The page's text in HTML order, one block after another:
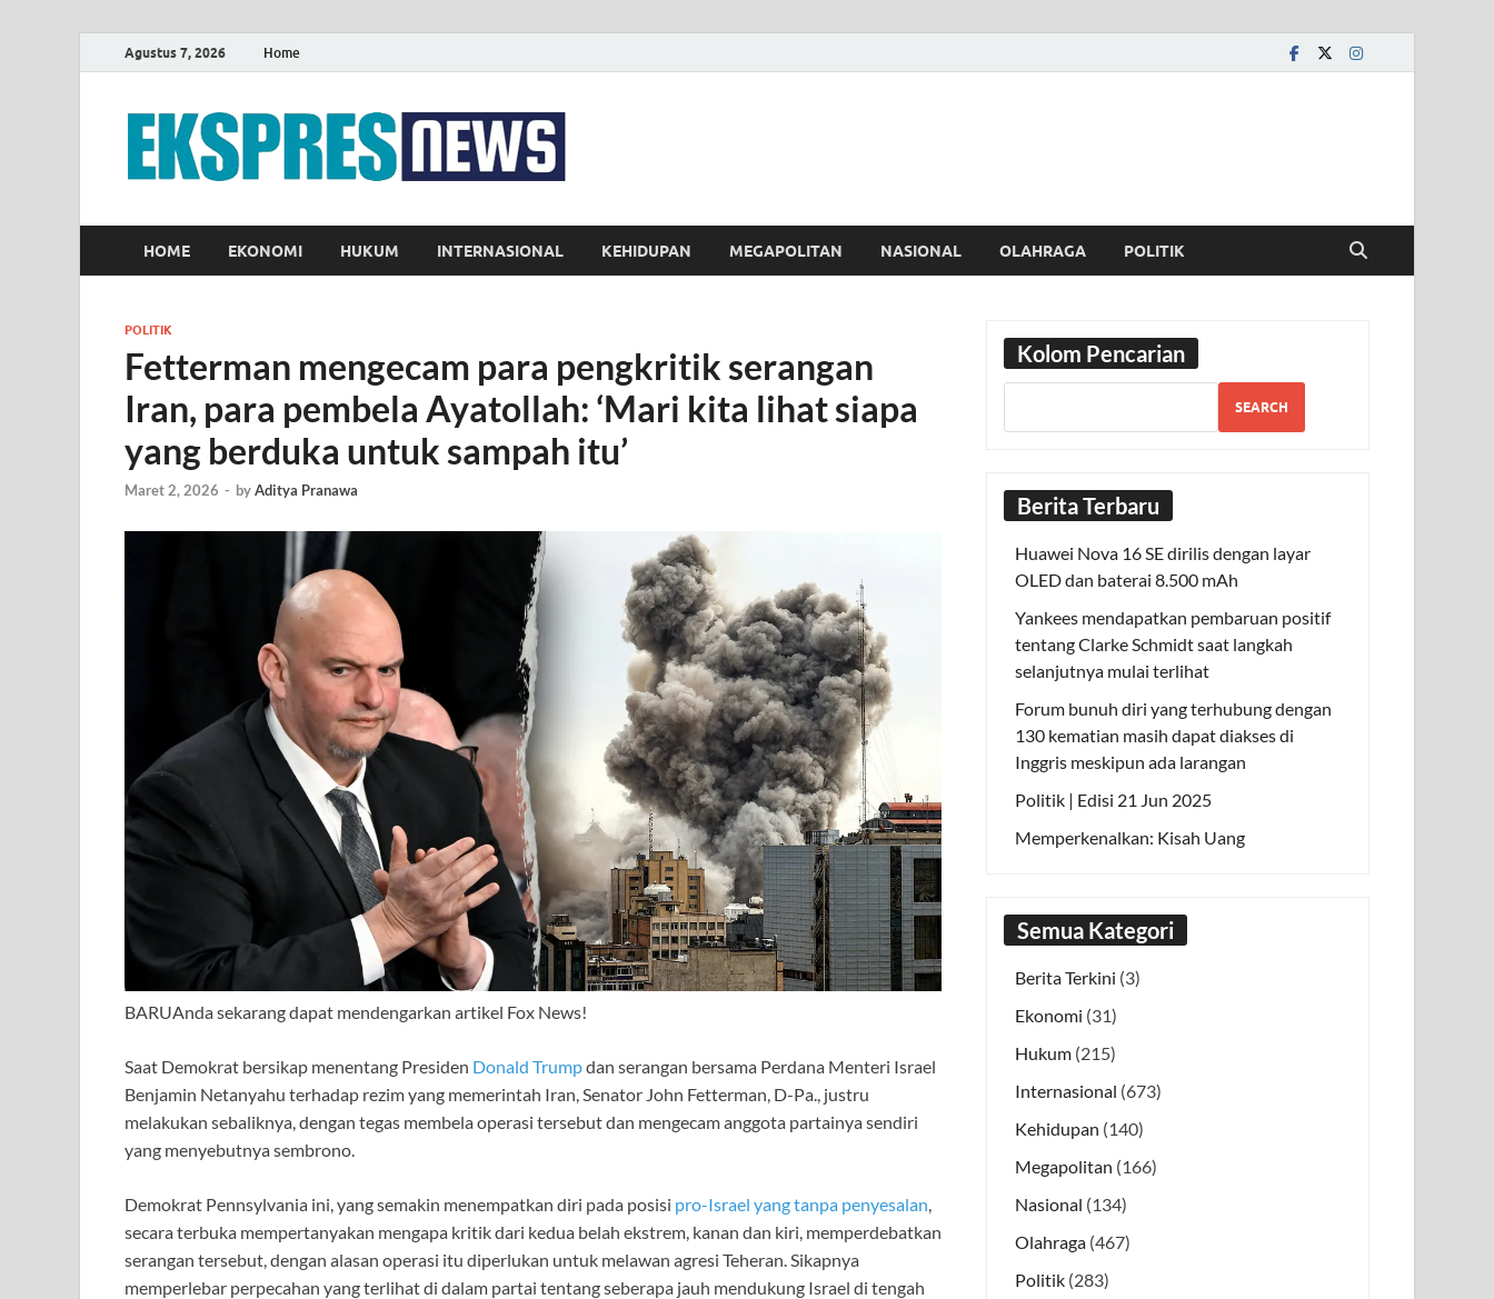
Agustus 7, 2026 Home
HOME EKONOMI HUKUM INTERNASIONAL KEHIDUPAN MEGAPOLITAN NASIONAL OLAHRAGA POLITIK
POLITIK
Fetterman mengecam para pengkritik serangan
Iran, para pembela Ayatollah: ‘Mari kita lihat siapa
yang berduka untuk sampah itu’
Maret 2, 2026 - byAditya Pranawa
BARUAnda sekarang dapat mendengarkan artikel Fox News!
Saat Demokrat bersikap menentang Presiden Donald Trumpdan serangan bersama Perdana Menteri Israel
Benjamin Netanyahu terhadap rezim yang memerintah Iran, Senator John Fetterman, D-Pa., justru
melakukan sebaliknya, dengan tegas membela operasi tersebut dan mengecam anggota partainya sendiri
yang menyebutnya sembrono.
Demokrat Pennsylvania ini, yang semakin menempatkan diri pada posisi pro-Israel yang tanpa penyesalan,
secara terbuka mempertanyakan mengapa kritik dari kedua belah ekstrem, kanan dan kiri, memperdebatkan
serangan tersebut, dengan alasan operasi itu diperlukan untuk melawan agresi Teheran. Sikapnya
memperlebar perpecahan yang terlihat di dalam partai tentang seberapa jauh mendukung Israel di tengah
Kolom Pencarian
SEARCH
Berita Terbaru
Huawei Nova 16 SE dirilis dengan layar
OLED dan baterai 8.500 mAh
Yankees mendapatkan pembaruan positif
tentang Clarke Schmidt saat langkah
selanjutnya mulai terlihat
Forum bunuh diri yang terhubung dengan
130 kematian masih dapat diakses di
Inggris meskipun ada larangan
Politik | Edisi 21 Jun 2025
Memperkenalkan: Kisah Uang
Semua Kategori
Berita Terkini (3)
Ekonomi (31)
Hukum (215)
Internasional (673)
Kehidupan (140)
Megapolitan (166)
Nasional (134)
Olahraga (467)
Politik (283)